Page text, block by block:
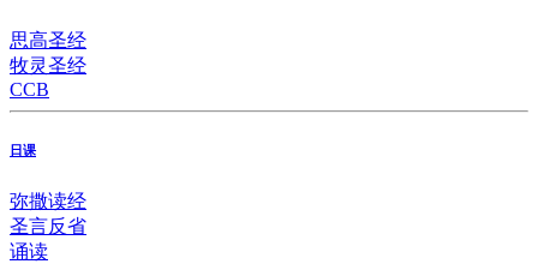
思高圣经
牧灵圣经
CCB
日课
弥撒读经
圣言反省
诵读